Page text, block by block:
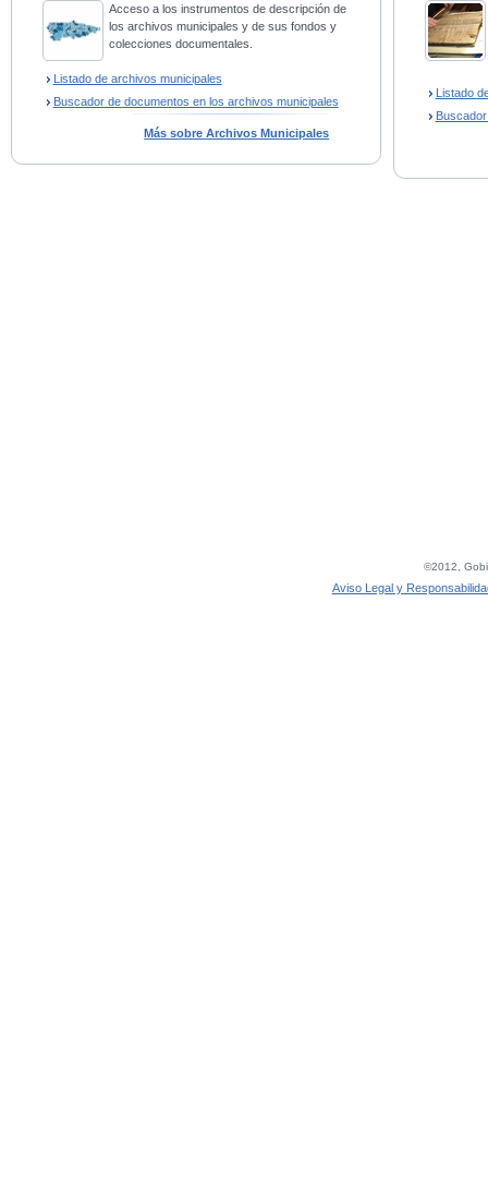
Acceso a los instrumentos de descripción de
los archivos municipales y de sus fondos y
colecciones documentales.
Listado de archivos municipales
Buscador de documentos en los archivos municipales
Más sobre Archivos Municipales
Listado
©2012,
Aviso Legal y